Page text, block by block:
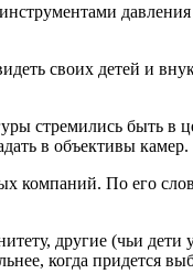
своих детей и
стремились быть в
в объективы камер.
компаний. По его
другие (чьи дети
когда придется